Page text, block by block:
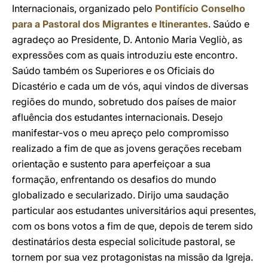
Internacionais, organizado pelo Pontifício Conselho
para a Pastoral dos Migrantes e Itinerantes. Saúdo e
agradeço ao Presidente, D. Antonio Maria Vegliò, as
expressões com as quais introduziu este encontro.
Saúdo também os Superiores e os Oficiais do
Dicastério e cada um de vós, aqui vindos de diversas
regiões do mundo, sobretudo dos países de maior
afluência dos estudantes internacionais. Desejo
manifestar-vos o meu apreço pelo compromisso
realizado a fim de que as jovens gerações recebam
orientação e sustento para aperfeiçoar a sua
formação, enfrentando os desafios do mundo
globalizado e secularizado. Dirijo uma saudação
particular aos estudantes universitários aqui presentes,
com os bons votos a fim de que, depois de terem sido
destinatários desta especial solicitude pastoral, se
tornem por sua vez protagonistas na missão da Igreja.